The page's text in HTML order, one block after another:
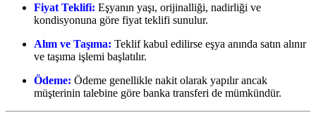
Fiyat Teklifi: Eşyanın yaşı, orijinalliği, nadirliği ve
kondisyonuna göre fiyat teklifi sunulur.
Alım ve Taşıma: Teklif kabul edilirse eşya anında satın alınır
ve taşıma işlemi başlatılır.
Ödeme: Ödeme genellikle nakit olarak yapılır ancak
müşterinin talebine göre banka transferi de mümkündür.